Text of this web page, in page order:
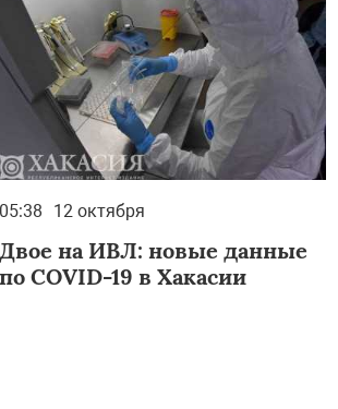
05:38 12 октября
Двое на ИВЛ: новые данные
по COVID-19 в Хакасии